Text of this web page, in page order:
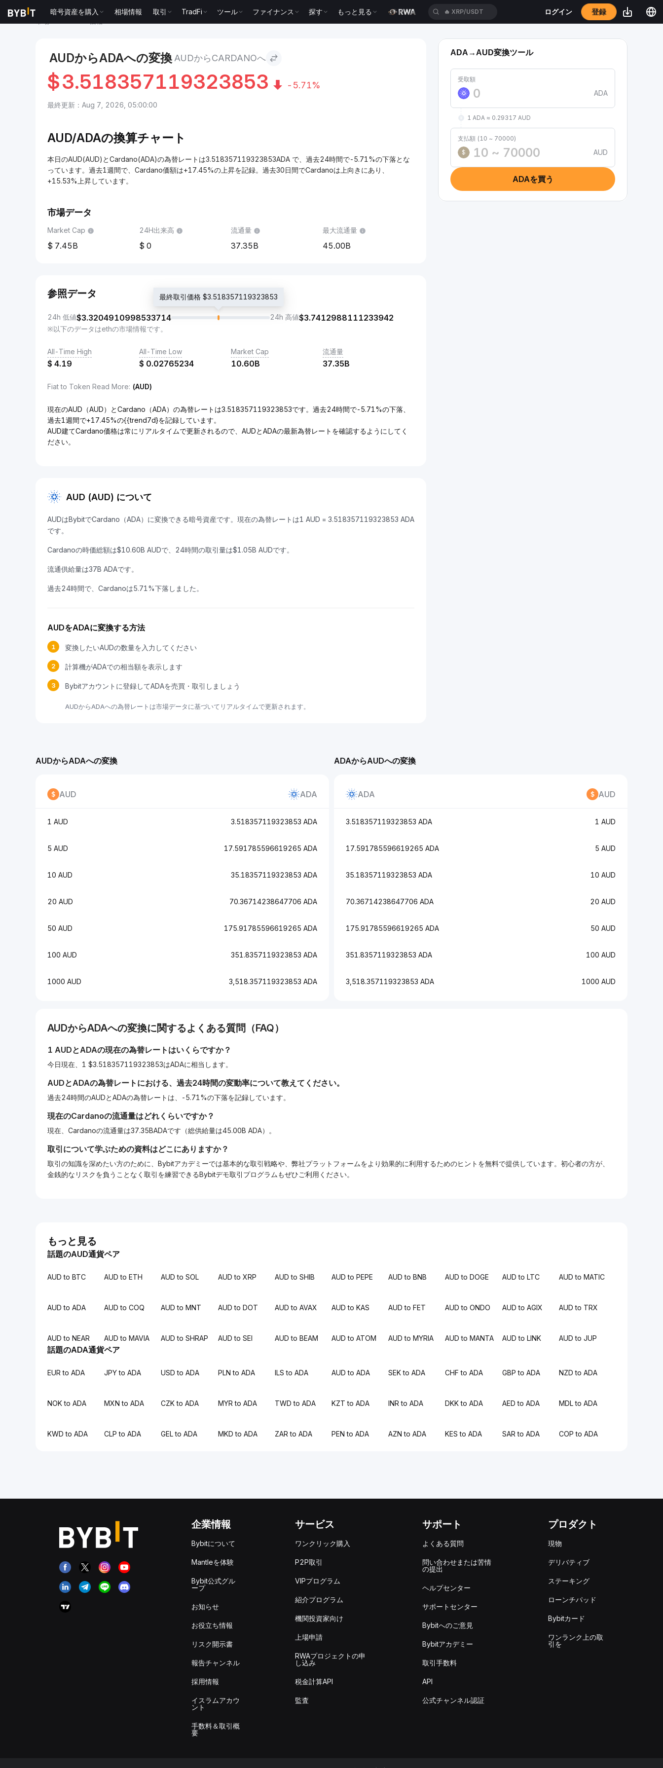
暗号資産を購入 相場情報 取引 TradFi ツール ファイナンス 探す もっと見る 🔥 XRP/USDT ログイン 登録
AUDからADAへの変換 AUDからCARDANOへ
$3.518357119323853 -5.71%
最終更新：Aug 7, 2026, 05:00:00
AUD/ADAの換算チャート
本日のAUD(AUD)とCardano(ADA)の為替レートは3.518357119323853ADA で、過去24時間で-5.71%の下落とな
っています。過去1週間で、Cardano価額は+17.45%の上昇を記録。過去30日間でCardanoは上向きにあり、
+15.53%上昇しています。
市場データ
Market Cap
7.45B
24H出来高
0
流通量
37.35B
最大流通量
45.00B
参照データ
24h 低値$3.3204910998533714
最終取引価格 $3.518357119323853
24h 高値$3.7412988111233942
※以下のデータはethの市場情報です。
All-Time High
$ 4.19
All-Time Low
$ 0.02765234
Market Cap
10.60B
流通量
37.35B
Fiat to Token Read More: (AUD)
現在のAUD（AUD）とCardano（ADA）の為替レートは3.518357119323853です。過去24時間で-5.71%の下落、
過去1週間で+17.45%の{{trend7d}を記録しています。
AUD建てCardano価格は常にリアルタイムで更新されるので、AUDとADAの最新為替レートを確認するようにしてく
ださい。
AUD (AUD) について
AUDはBybitでCardano（ADA）に変換できる暗号資産です。現在の為替レートは1 AUD = 3.518357119323853 ADA
です。
Cardanoの時価総額は$10.60B AUDで、24時間の取引量は$1.05B AUDです。
流通供給量は37B ADAです。
過去24時間で、Cardanoは5.71%下落しました。
AUDをADAに変換する方法
1 変換したいAUDの数量を入力してください
2 計算機がADAでの相当額を表示します
3 Bybitアカウントに登録してADAを売買・取引しましょう
AUDからADAへの為替レートは市場データに基づいてリアルタイムで更新されます。
ADA→AUD変換ツール
受取額
ADA
1 ADA ≈ 0.29317 AUD
支払額 (10 ~ 70000)
$
AUD
ADAを買う
ADAからAUDへの変換
ADA AUD
3.518357119323853 ADA 1 AUD
17.591785596619265 ADA 5 AUD
35.18357119323853 ADA 10 AUD
70.36714238647706 ADA 20 AUD
175.91785596619265 ADA 50 AUD
351.8357119323853 ADA 100 AUD
3,518.357119323853 ADA 1000 AUD
AUDからADAへの変換
AUD ADA
1 AUD 3.518357119323853 ADA
5 AUD 17.591785596619265 ADA
10 AUD 35.18357119323853 ADA
20 AUD 70.36714238647706 ADA
50 AUD 175.91785596619265 ADA
100 AUD 351.8357119323853 ADA
1000 AUD 3,518.357119323853 ADA
AUDからADAへの変換に関するよくある質問（FAQ）
1 AUDとADAの現在の為替レートはいくらですか？
今日現在、1 $3.518357119323853はADAに相当します。
AUDとADAの為替レートにおける、過去24時間の変動率について教えてください。
過去24時間のAUDとADAの為替レートは、-5.71%の下落を記録しています。
現在のCardanoの流通量はどれくらいですか？
現在、Cardanoの流通量は37.35BADAです（総供給量は45.00B ADA）。
取引について学ぶための資料はどこにありますか？
取引の知識を深めたい方のために、Bybitアカデミーでは基本的な取引戦略や、弊社プラットフォームをより効果的に利用するためのヒントを無料で提供しています。初心者の方が、
金銭的なリスクを負うことなく取引を練習できるBybitデモ取引プログラムもぜひご利用ください。
もっと見る
話題のAUD通貨ペア
AUD to BTC AUD to ETH AUD to SOL AUD to XRP AUD to SHIB AUD to PEPE AUD to BNB AUD to DOGE AUD to LTC AUD to MATIC
AUD to ADA AUD to COQ AUD to MNT AUD to DOT AUD to AVAX AUD to KAS AUD to FET AUD to ONDO AUD to AGIX AUD to TRX
AUD to NEAR AUD to MAVIA AUD to SHRAP AUD to SEI AUD to BEAM AUD to ATOM AUD to MYRIA AUD to MANTA AUD to LINK AUD to JUP
話題のADA通貨ペア
EUR to ADA JPY to ADA USD to ADA PLN to ADA ILS to ADA AUD to ADA SEK to ADA CHF to ADA GBP to ADA NZD to ADA
NOK to ADA MXN to ADA CZK to ADA MYR to ADA TWD to ADA KZT to ADA INR to ADA DKK to ADA AED to ADA MDL to ADA
KWD to ADA CLP to ADA GEL to ADA MKD to ADA ZAR to ADA PEN to ADA AZN to ADA KES to ADA SAR to ADA COP to ADA
企業情報
Bybitについて
Mantleを体験
Bybit公式グル
ープ
お知らせ
お役立ち情報
リスク開示書
報告チャンネル
採用情報
イスラムアカウ
ント
手数料＆取引概
要
サービス
ワンクリック購入
P2P取引
VIPプログラム
紹介プログラム
機関投資家向け
上場申請
RWAプロジェクトの申
し込み
税金計算API
監査
サポート
よくある質問
問い合わせまたは苦情
の提出
ヘルプセンター
サポートセンター
Bybitへのご意見
Bybitアカデミー
取引手数料
API
公式チャンネル認証
プロダクト
現物
デリバティブ
ステーキング
ローンチパッド
Bybitカード
ワンランク上の取
引を